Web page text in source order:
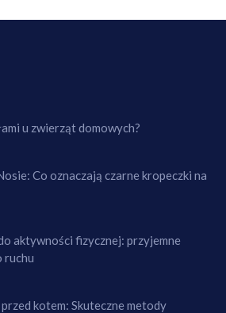
u zwierząt domowych?
Co oznaczają czarne kropeczki na
aktywności fizycznej: przyjemne
ruchu
przed kotem: Skuteczne metody